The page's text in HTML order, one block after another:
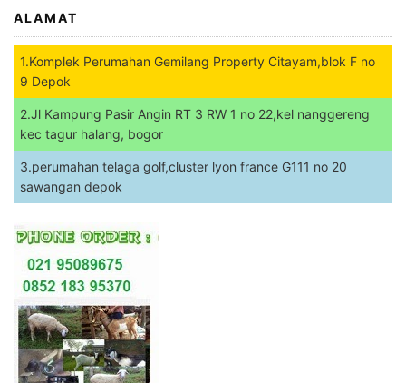
ALAMAT
1.Komplek Perumahan Gemilang Property Citayam,blok F no
9 Depok
2.Jl Kampung Pasir Angin RT 3 RW 1 no 22,kel nanggereng
kec tagur halang, bogor
3.perumahan telaga golf,cluster lyon france G111 no 20
sawangan depok